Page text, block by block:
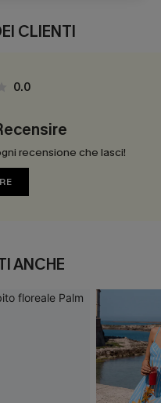
CLIENTI
0.0
recensione che lasci!
ANCHE